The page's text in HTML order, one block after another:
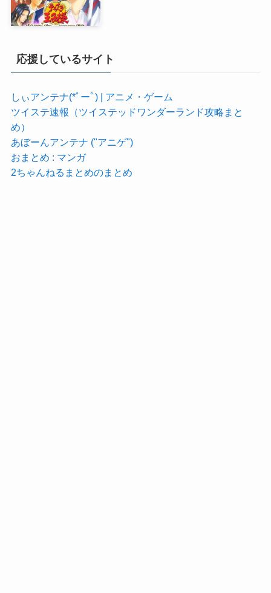
応援しているサイト
しぃアンテナ(*ﾟーﾟ) | アニメ・ゲーム
ツイステ速報（ツイステッドワンダーランド攻略まと
め）
あぼーんアンテナ ("アニゲ")
おまとめ : マンガ
2ちゃんねるまとめのまとめ